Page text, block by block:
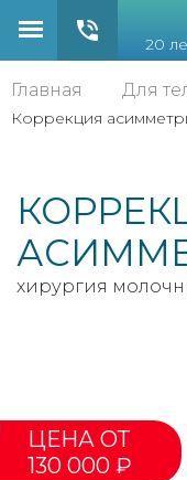
20
Главная Для
Коррекция
хирургия
ЦЕНА ОТ
130 000 ₽